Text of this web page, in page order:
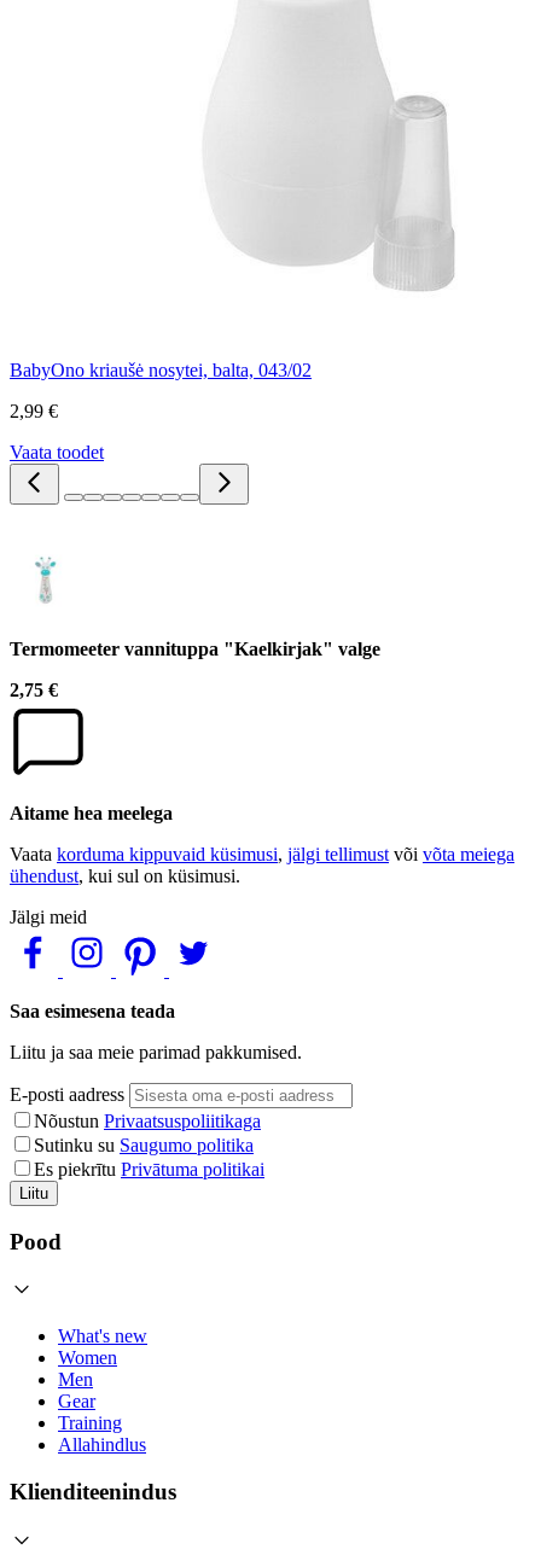
BabyOno kriaušė nosytei, balta, 043/02
2,99 €
Vaata toodet
Termomeeter vannituppa "Kaelkirjak" valge
2,75 €
Aitame hea meelega
Vaata korduma kippuvaid küsimusi, jälgi tellimust või võta meiega
ühendust, kui sul on küsimusi.
Jälgi meid
Saa esimesena teada
Liitu ja saa meie parimad pakkumised.
E-posti aadress
Nõustun Privaatsuspoliitikaga
Sutinku su Saugumo politika
Es piekrītu Privātuma politikai
Liitu
Pood
What's new
Women
Men
Gear
Training
Allahindlus
Klienditeenindus